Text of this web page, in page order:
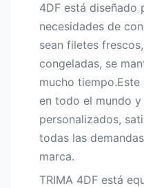
4DF está diseñado
necesidades de
sean filetes
congeladas, se
mucho
en todo el mundo
personalizados,
todas las
marca.
TRIMA 4DF está